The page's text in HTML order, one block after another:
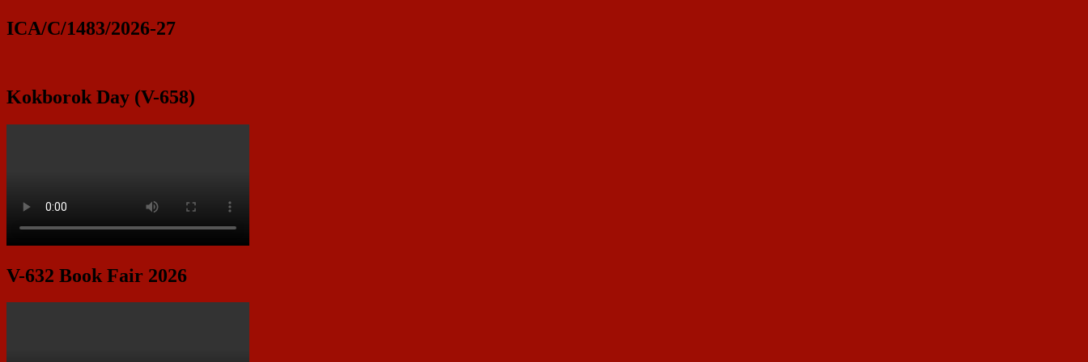
ICA/C/1483/2026-27
Kokborok Day (V-658)
V-632 Book Fair 2026